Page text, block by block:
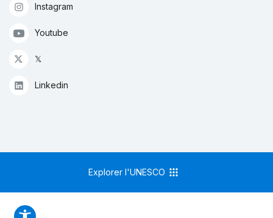
Instagram
Youtube
𝕏
Linkedin
Explorer l'UNESCO